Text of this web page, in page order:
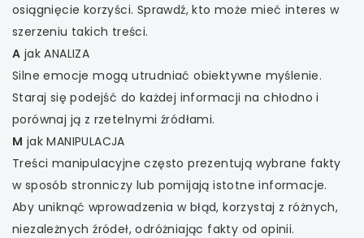
osiągnięcie korzyści. Sprawdź, kto może mieć interes w
szerzeniu takich treści.
A jak ANALIZA
Silne emocje mogą utrudniać obiektywne myślenie.
Staraj się podejść do każdej informacji na chłodno i
porównaj ją z rzetelnymi źródłami.
M jak MANIPULACJA
Treści manipulacyjne często prezentują wybrane fakty
w sposób stronniczy lub pomijają istotne informacje.
Aby uniknąć wprowadzenia w błąd, korzystaj z różnych,
niezależnych źródeł, odróżniając fakty od opinii.